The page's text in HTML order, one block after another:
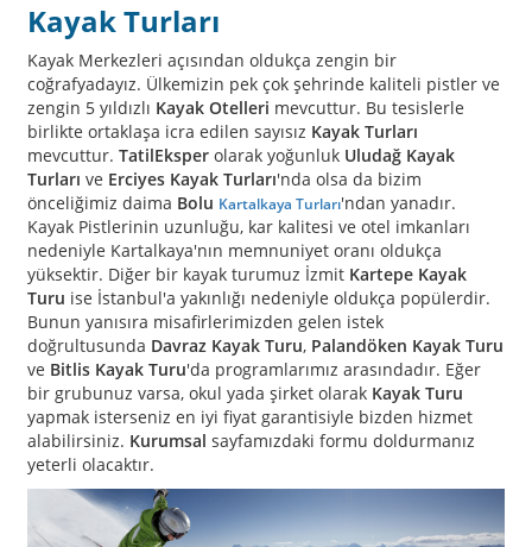
Kayak Turları
Kayak Merkezleri açısından oldukça zengin bir
coğrafyadayız. Ülkemizin pek çok şehrinde kaliteli pistler ve
zengin 5 yıldızlı Kayak Otelleri mevcuttur. Bu tesislerle
birlikte ortaklaşa icra edilen sayısız Kayak Turları
mevcuttur. TatilEksper olarak yoğunluk Uludağ Kayak
Turları ve Erciyes Kayak Turları'nda olsa da bizim
önceliğimiz daima Bolu Kartalkaya Turları'ndan yanadır.
Kayak Pistlerinin uzunluğu, kar kalitesi ve otel imkanları
nedeniyle Kartalkaya'nın memnuniyet oranı oldukça
yüksektir. Diğer bir kayak turumuz İzmit Kartepe Kayak
Turu ise İstanbul'a yakınlığı nedeniyle oldukça popülerdir.
Bunun yanısıra misafirlerimizden gelen istek
doğrultusunda Davraz Kayak Turu, Palandöken Kayak Turu
ve Bitlis Kayak Turu'da programlarımız arasındadır. Eğer
bir grubunuz varsa, okul yada şirket olarak Kayak Turu
yapmak isterseniz en iyi fiyat garantisiyle bizden hizmet
alabilirsiniz. Kurumsal sayfamızdaki formu doldurmanız
yeterli olacaktır.